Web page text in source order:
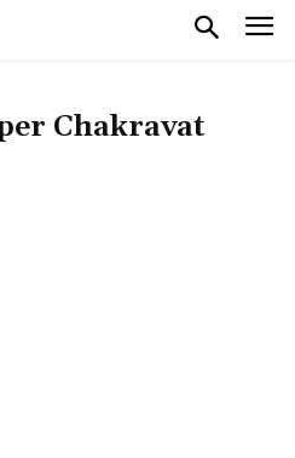
Chakravat